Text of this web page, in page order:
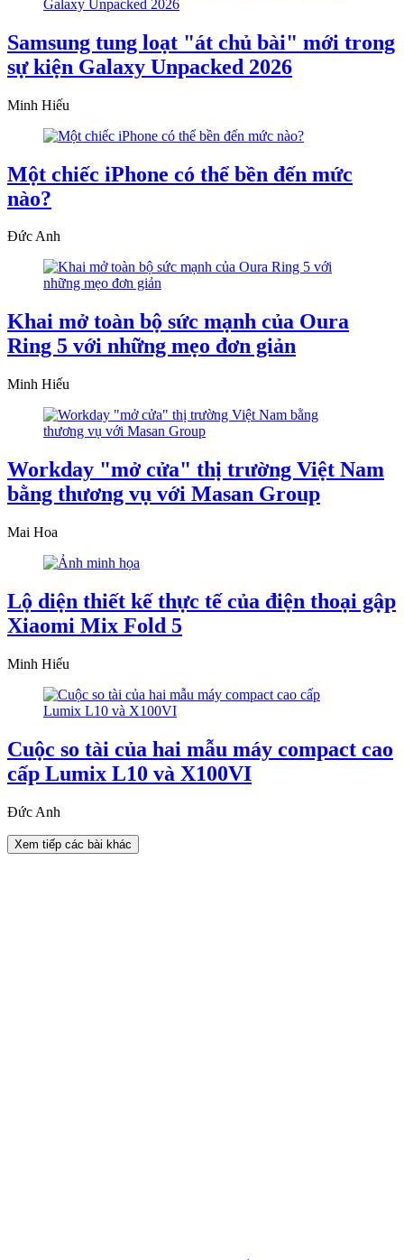
Samsung tung loạt "át chủ bài" mới trong
sự kiện Galaxy Unpacked 2026
Minh Hiếu
Một chiếc iPhone có thể bền đến mức
nào?
Đức Anh
Khai mở toàn bộ sức mạnh của Oura
Ring 5 với những mẹo đơn giản
Minh Hiếu
Workday "mở cửa" thị trường Việt Nam
bằng thương vụ với Masan Group
Mai Hoa
Lộ diện thiết kế thực tế của điện thoại gập
Xiaomi Mix Fold 5
Minh Hiếu
Cuộc so tài của hai mẫu máy compact cao
cấp Lumix L10 và X100VI
Đức Anh
Xem tiếp các bài khác